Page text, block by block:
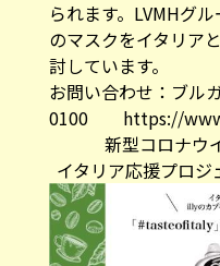
られます。LVMHグ
のマスクをイタリア
討しています。
お問い合わせ：ブ
0100 https://
新型コロナウ
イタリア応援プロ